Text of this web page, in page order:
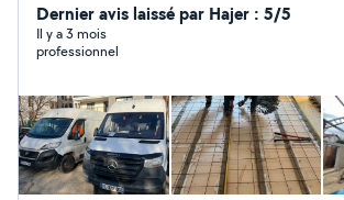
Évacuation gravats / déchets Débarras complet (appart,
cave, chantier) Petits travaux (placo, peinture, remise
en état) Nettoyage fin de chantier Intervention ultra
Équipe sérieuse, pas de perte de temps Idéal si vous
avez un chantier à vider, casser ou
Réponse rapide envoyez message ou photos = devis
direct
Dernier avis laissé par Hajer : 5/5
Il y a 3 mois
professionnel